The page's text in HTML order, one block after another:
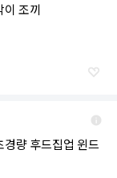
이 조끼
량 후드집업 윈드